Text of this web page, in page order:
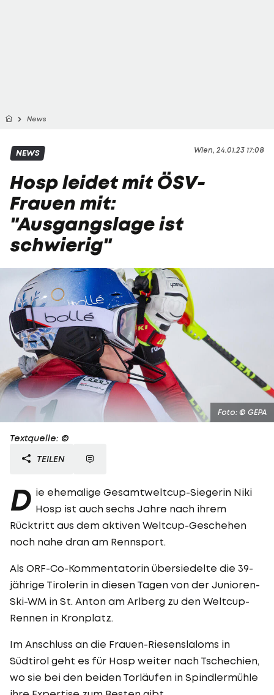
News
Wien, 24.01.23 17:08
NEWS
Hosp leidet mit ÖSV-
Frauen mit:
"Ausgangslage ist
schwierig"
Foto: © GEPA
Textquelle: ©
TEILEN
D ie ehemalige Gesamtweltcup-Siegerin Niki
Hosp ist auch sechs Jahre nach ihrem
Rücktritt aus dem aktiven Weltcup-Geschehen
noch nahe dran am Rennsport.
Als ORF-Co-Kommentatorin übersiedelte die 39-
jährige Tirolerin in diesen Tagen von der Junioren-
Ski-WM in St. Anton am Arlberg zu den Weltcup-
Rennen in Kronplatz.
Im Anschluss an die Frauen-Riesenslaloms in
Südtirol geht es für Hosp weiter nach Tschechien,
wo sie bei den beiden Torläufen in Spindlermühle